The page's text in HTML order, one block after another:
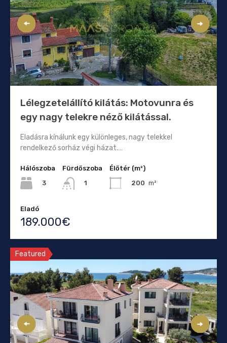
Lélegzetelállító kilátás: Motovunra és
egy nagy telekre néző kilátással.
Eladásra kínálunk egy különleges, nagy telekkel
rendelkező sorház végi házat.…
Hálószoba
3
Fürdőszoba
1
Élőtér (m²)
200 m²
Eladó
189.000€
Featured